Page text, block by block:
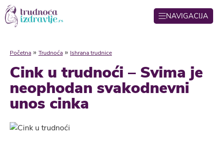
NAVIGACIJA
Početna » Trudnoća » Ishrana trudnice
Cink u trudnoći – Svima je
neophodan svakodnevni
unos cinka